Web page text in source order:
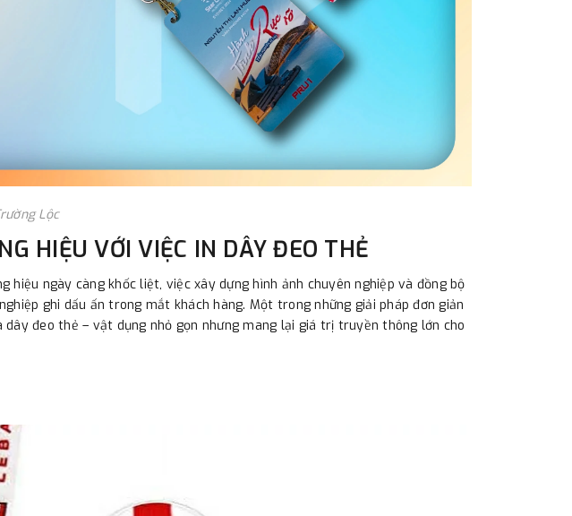
Lộc
HIỆU VỚI VIỆC IN DÂY ĐEO THẺ
hiệu ngày càng khốc liệt, việc xây dựng hình ảnh chuyên nghiệp và đồng bộ
ghi dấu ấn trong mắt khách hàng. Một trong những giải pháp đơn giản
dây đeo thẻ – vật dụng nhỏ gọn nhưng mang lại giá trị truyền thông lớn cho